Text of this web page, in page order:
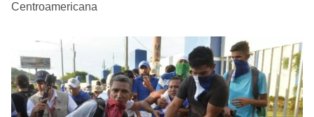
Centroamericana